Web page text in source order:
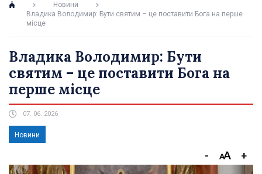
Новини
Владика Володимир: Бути святим – це поставити Бога на перше
місце
Владика Володимир: Бути
святим – це поставити Бога на
перше місце
07. 06. 2026
Новини
- +